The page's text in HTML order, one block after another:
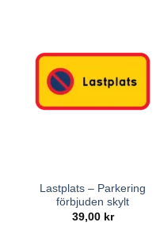
Lastplats – Parkering
förbjuden skylt
39,00 kr